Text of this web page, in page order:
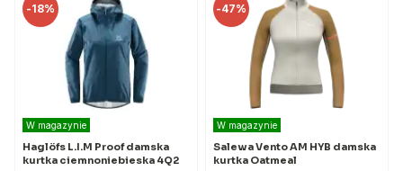
-18%
W magazynie
Haglöfs L.I.M Proof damska
kurtka ciemnoniebieska 4Q2
-47%
W magazynie
Salewa Vento AM HYB damska
kurtka Oatmeal